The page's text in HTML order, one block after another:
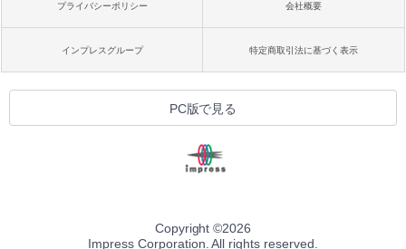
プライバシーポリシー 会社概要
インプレスグループ 特定商取引法に基づく表示
PC版で見る
Copyright ©2026
Impress Corporation. All rights reserved.